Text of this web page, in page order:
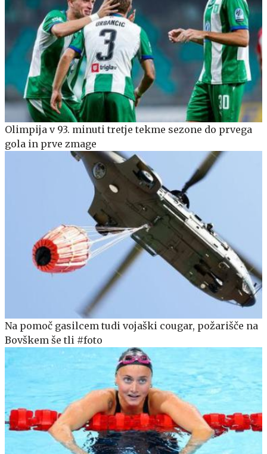
Olimpija v 93. minuti tretje tekme sezone do prvega
gola in prve zmage
Na pomoč gasilcem tudi vojaški cougar, požarišče na
Bovškem še tli #foto